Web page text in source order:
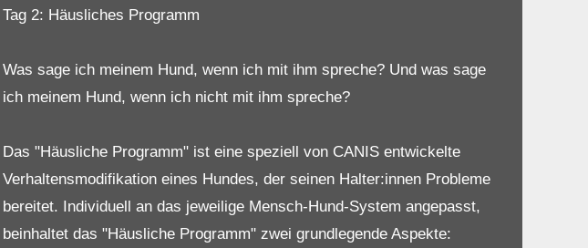
Was sage ich meinem Hund, wenn ich mit ihm spreche? Und was sage
Das "Häusliche Programm" ist eine speziell von CANIS entwickelte
Verhaltensmodifikation eines Hundes, der seinen Halter:innen Probleme
bereitet. Individuell an das jeweilige Mensch-Hund-System angepasst,